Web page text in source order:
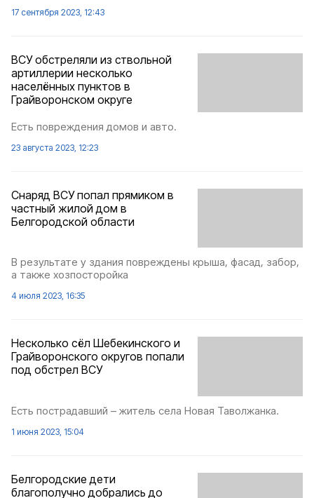
17 сентября 2023, 12:43
ВСУ обстреляли из ствольной
артиллерии несколько
населённых пунктов в
Грайворонском округе
Есть повреждения домов и авто.
23 августа 2023, 12:23
Снаряд ВСУ попал прямиком в
частный жилой дом в
Белгородской области
В результате у здания повреждены крыша, фасад, забор,
а также хозпосторойка
4 июля 2023, 16:35
Несколько сёл Шебекинского и
Грайворонского округов попали
под обстрел ВСУ
Есть пострадавший – житель села Новая Таволжанка.
1 июня 2023, 15:04
Белгородские дети
благополучно добрались до